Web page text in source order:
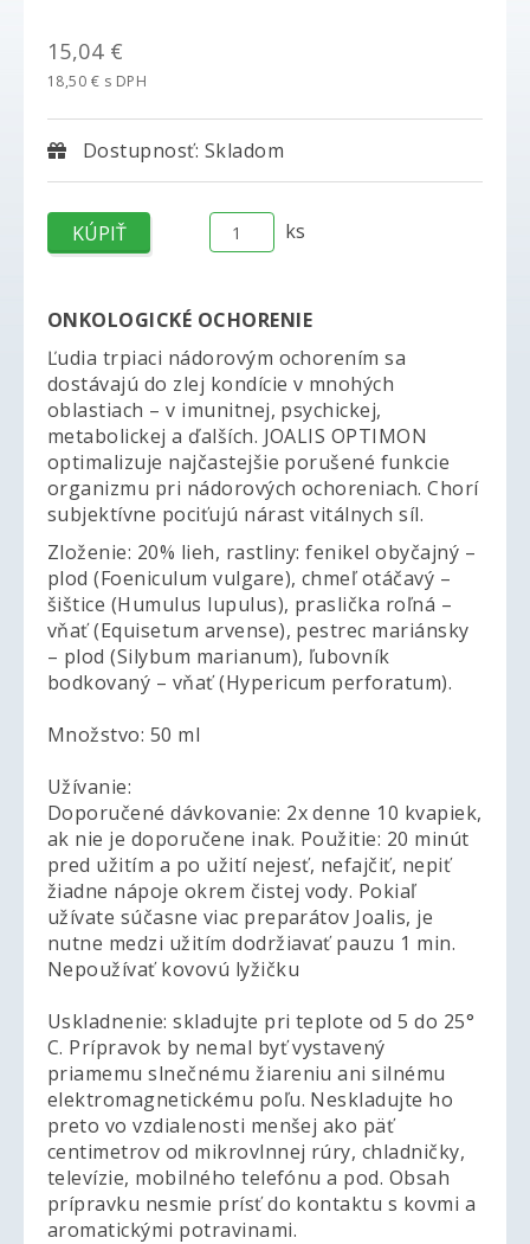
15,04 €
18,50 € s DPH
Dostupnosť: Skladom
ks
ONKOLOGICKÉ OCHORENIE
Ľudia trpiaci nádorovým ochorením sa
dostávajú do zlej kondície v mnohých
oblastiach – v imunitnej, psychickej,
metabolickej a ďalších. JOALIS OPTIMON
optimalizuje najčastejšie porušené funkcie
organizmu pri nádorových ochoreniach. Chorí
subjektívne pociťujú nárast vitálnych síl.
Zloženie: 20% lieh, rastliny: fenikel obyčajný –
plod (Foeniculum vulgare), chmeľ otáčavý –
šištice (Humulus lupulus), praslička roľná –
vňať (Equisetum arvense), pestrec mariánsky
– plod (Silybum marianum), ľubovník
bodkovaný – vňať (Hypericum perforatum).
Množstvo: 50 ml
Užívanie:
Doporučené dávkovanie: 2x denne 10 kvapiek,
ak nie je doporučene inak. Použitie: 20 minút
pred užitím a po užití nejesť, nefajčiť, nepiť
žiadne nápoje okrem čistej vody. Pokiaľ
užívate súčasne viac preparátov Joalis, je
nutne medzi užitím dodržiavať pauzu 1 min.
Nepoužívať kovovú lyžičku
Uskladnenie: skladujte pri teplote od 5 do 25°
C. Prípravok by nemal byť vystavený
priamemu slnečnému žiareniu ani silnému
elektromagnetickému poľu. Neskladujte ho
preto vo vzdialenosti menšej ako päť
centimetrov od mikrovlnnej rúry, chladničky,
televízie, mobilného telefónu a pod. Obsah
prípravku nesmie prísť do kontaktu s kovmi a
aromatickými potravinami.